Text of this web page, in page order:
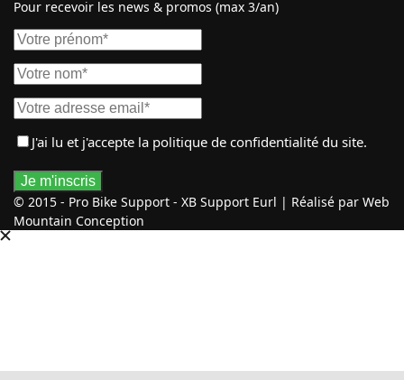
Pour recevoir les news & promos (max 3/an)
J'ai lu et j'accepte la politique de confidentialité du site.
© 2015 - Pro Bike Support - XB Support Eurl | Réalisé par Web
Mountain Conception